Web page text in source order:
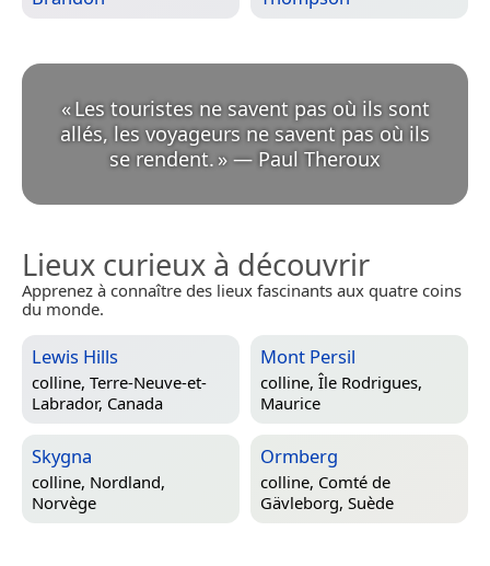
«Les touristes ne savent pas où ils sont
allés, les voyageurs ne savent pas où ils
se rendent. » — Paul Theroux
Lieux curieux à découvrir
Apprenez à connaître des lieux fascinants aux quatre coins
du monde.
Lewis Hills
colline, Terre-Neuve-et-
Labrador, Canada
Mont Persil
colline, Île Rodrigues,
Maurice
Skygna
colline, Nordland,
Norvège
Ormberg
colline, Comté de
Gävleborg, Suède